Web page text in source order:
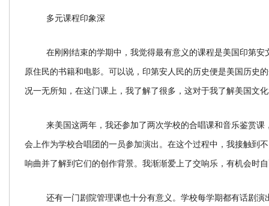
多元课程印象深
在刚刚结束的学期中，我觉得最有意义的课程是美国印第
原住民的书籍和电影。可以说，印第安人民的历史便是美国历史
况一无所知，在这门课上，我了解了很多，这对于我了解美国文
来美国这两年，我还参加了两次学校的合唱课和音乐鉴赏
会上作为学校合唱团的一员参加演出。在这个过程中，我接触到
响曲并了解到它们的创作背景。我渐渐爱上了交响乐，有机会时
还有一门剧院管理课也十分有意义。学校每学期都有话剧